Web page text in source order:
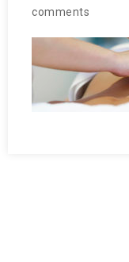
comments